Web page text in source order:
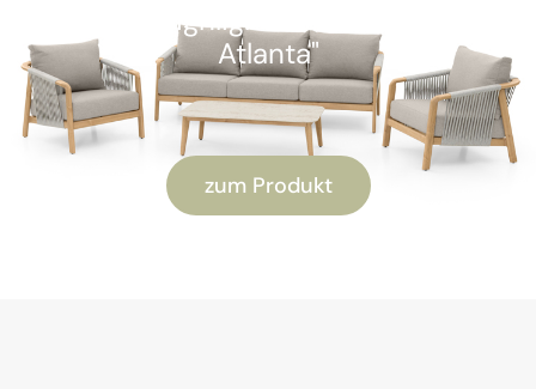
Kunden-Highlight: "Alu Lounge-Set
Atlanta"
zum Produkt